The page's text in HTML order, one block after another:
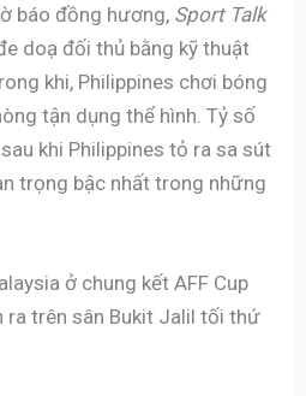
báo đồng hương, Sport Talk
doạ đối thủ bằng kỹ thuật
khi, Philippines chơi bóng
tận dụng thể hình. Tỷ số
khi Philippines tỏ ra sa sút
trọng bậc nhất trong những
ở chung kết AFF Cup
ra trên sân Bukit Jalil tối thứ